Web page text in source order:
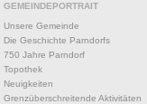
GEMEINDEPORTRAIT
Unsere Gemeinde
Die Geschichte Parndorfs
750 Jahre Parndorf
Topothek
Neuigkeiten
Grenzüberschreitende Aktivitäten